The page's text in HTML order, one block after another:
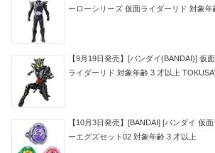
ーローシリーズ 仮面ライダーリド 対象年
【9月19日発売】[バンダイ(BANDAI)] 仮
ライダーリド 対象年齢 3 才以上
【10月3日発売】[BANDAI] [バンダイ 仮
ーエグズセット02 対象年齢 3 才以上